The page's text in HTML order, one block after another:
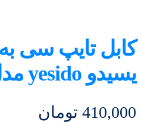
کابل تایپ سی
یسیدو yesido مدل ca78
410,000 تومان